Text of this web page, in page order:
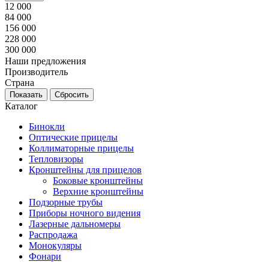
12 000
84 000
156 000
228 000
300 000
Наши предложения
Производитель
Страна
Каталог
Бинокли
Оптические прицелы
Коллиматорные прицелы
Тепловизоры
Кронштейны для прицелов
Боковые кронштейны
Верхние кронштейны
Подзорные трубы
Приборы ночного видения
Лазерные дальномеры
Распродажа
Монокуляры
Фонари